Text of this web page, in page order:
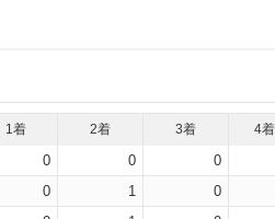
1着 2着 3着 4
0 0 0
0 1 0